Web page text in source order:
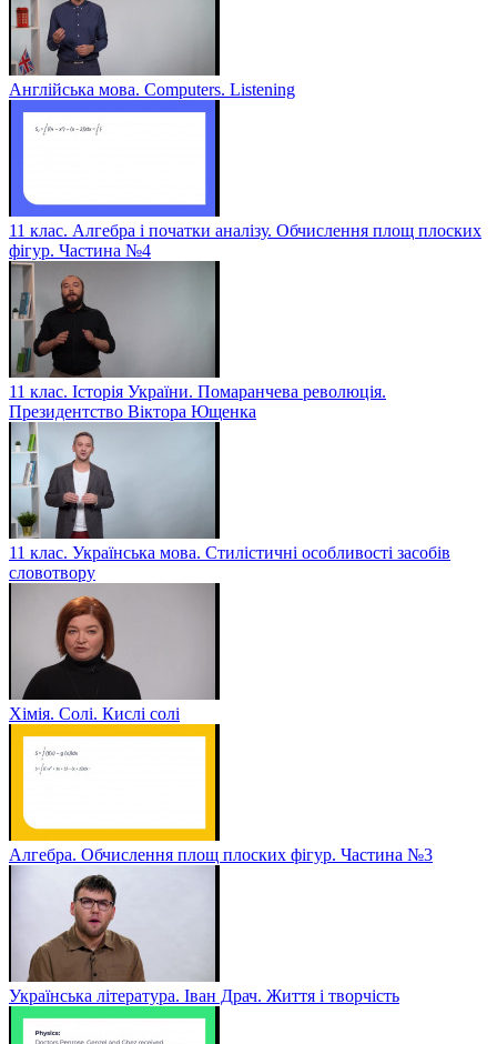
Англійська мова. Computers. Listening
11 клас. Алгебра і початки аналізу. Обчислення площ плоских
фігур. Частина №4
11 клас. Історія України. Помаранчева революція.
Президентство Віктора Ющенка
11 клас. Українська мова. Стилістичні особливості засобів
словотвору
Хімія. Солі. Кислі солі
Алгебра. Обчислення площ плоских фігур. Частина №3
Українська література. Іван Драч. Життя і творчість